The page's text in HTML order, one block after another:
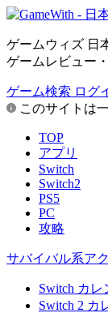
ゲームウィズ 日
ゲームレビュー
ゲーム検索 ログ
このサイトは
TOP
アプリ
Switch
Switch2
PS5
PC
攻略
サバイバル系ア
Switch カレ
Switch 2 カ